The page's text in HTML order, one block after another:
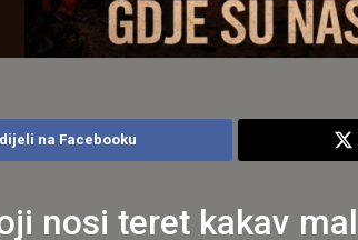
na Facebooku
nosi teret kakav